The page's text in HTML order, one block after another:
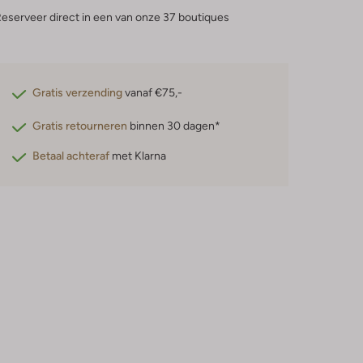
direct in een van onze 37 boutiques
Gratis verzendingvanaf €75,-
Gratis retourneren binnen 30 dagen*
Betaal achteraf met Klarna